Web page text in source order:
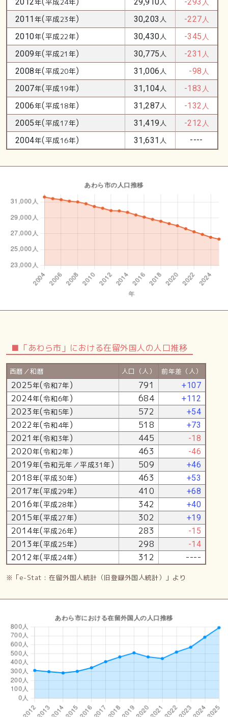
2012年 平成24年 29,910人 -293 人
2011 年(平成23年) 30,203人 -227人
2010年(平成22年) 30,430人 -345 人
2009年(平成21年) 30,775人 -231 人
2008年(平成20年) 31,006人 -98 人
2007年(平成19年) 31,104人 -183 人
2006年(平成18年) 31,287人 -132 人
2005年(平成17年) 31,419人 -212 人
2004年(平成16年) 31,631 人 ----
■「あわら市」における在留外国人の人口推移
西暦／和暦 人口（人） 前年差（人）
2025年(令和7年) 791 +107
2024年(令和6年) 684 +112
2023年(令和5年) 572 +54
2022年(令和4年) 518 +73
2021 年(令和3年) 445 -18
2020年(令和2年) 463 -46
2019年(令和元年／平成31年) 509 +46
2018年(平成30年) 463 +53
2017年(平成29年) 410 +68
2016年(平成28年) 342 +40
2015年(平成27年) 302 +19
2014年(平成26年) 283 -15
2013年(平成25年) 298 -14
2012年(平成24年) 312 ----
※「e-Stat : 在留外国人統計（旧登録外国人統計）」より